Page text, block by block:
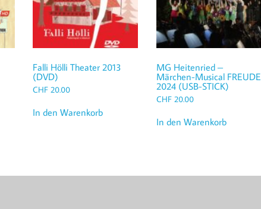
Falli Hölli Theater 2013
(DVD)
CHF 20.00
In den Warenkorb
MG Heitenried –
Märchen-Musical FREUDE
2024 (USB-STICK)
CHF20.00
In den Warenkorb